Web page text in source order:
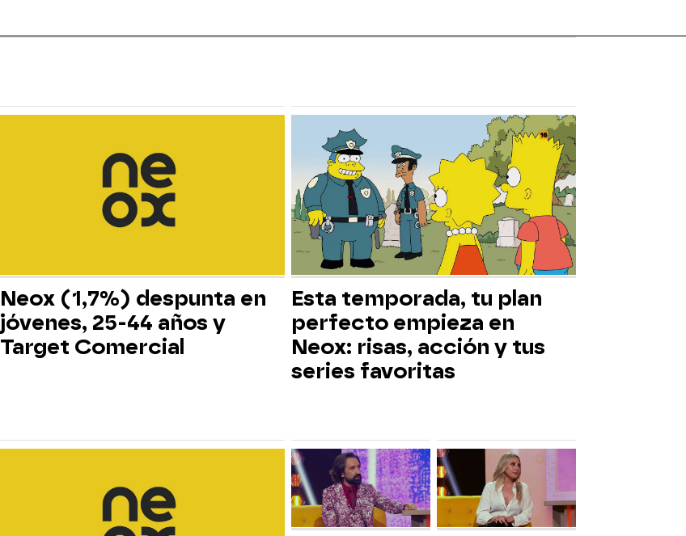
Neox (1,7%) despunta en
jóvenes, 25-44 años y
Target Comercial
Esta temporada, tu plan
perfecto empieza en
Neox: risas, acción y tus
series favoritas